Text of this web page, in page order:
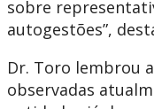
sobre
autogestões”,
Dr. Toro lembrou
observadas